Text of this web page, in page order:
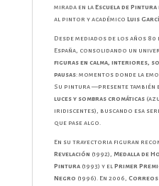
mirada en la Escuela de Pintura
al pintor y académico Luis
Desde mediados de los años
España, consolidando un
figuras en calma, interiores,
pausas: momentos donde la
Su pintura —presente también
luces y sombras cromáticas
iridiscentes), buscando esa
que pase algo.
En su trayectoria figuran
Revelación (1992), Medalla de
Pintura(1993) y el Primer
Negro (1996). En 2006, Correos